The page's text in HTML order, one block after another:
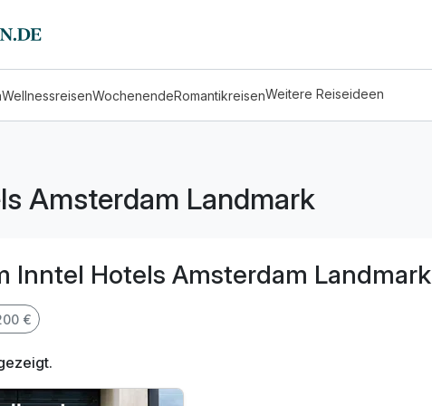
WellnessreisenWochenendeRomantikreisenWeitere Reiseideen
Amsterdam Landmark
Inntel Hotels Amsterdam Landmark
€